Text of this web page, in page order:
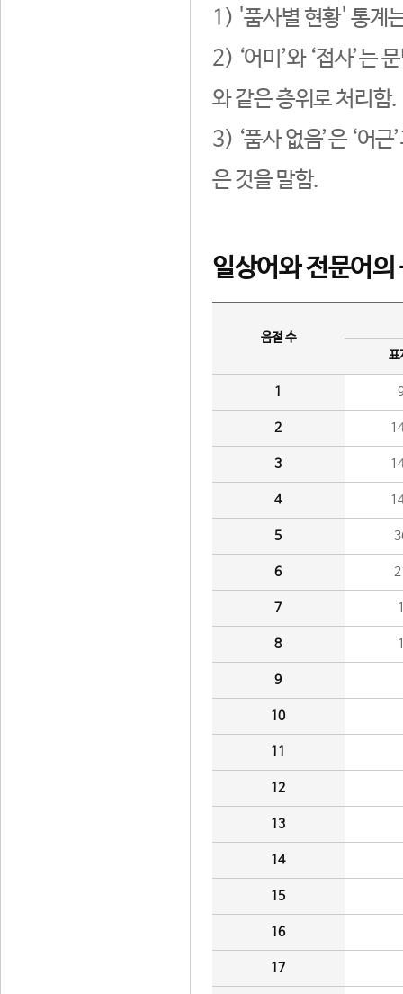
1) '품사별 현황' 통계
2) ‘어미’와 ‘접사’는
와 같은 층위로 처리함.
3) ‘품사 없음’은 ‘어
은 것을 말함.
일상어와 전문어의
음절 수
표
1
2
3
4
5
6
7
8
9
10
11
12
13
14
15
16
17